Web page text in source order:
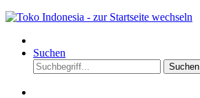
Suchen
Suchen